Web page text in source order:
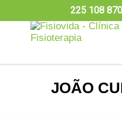
225 108 870
JOÃO